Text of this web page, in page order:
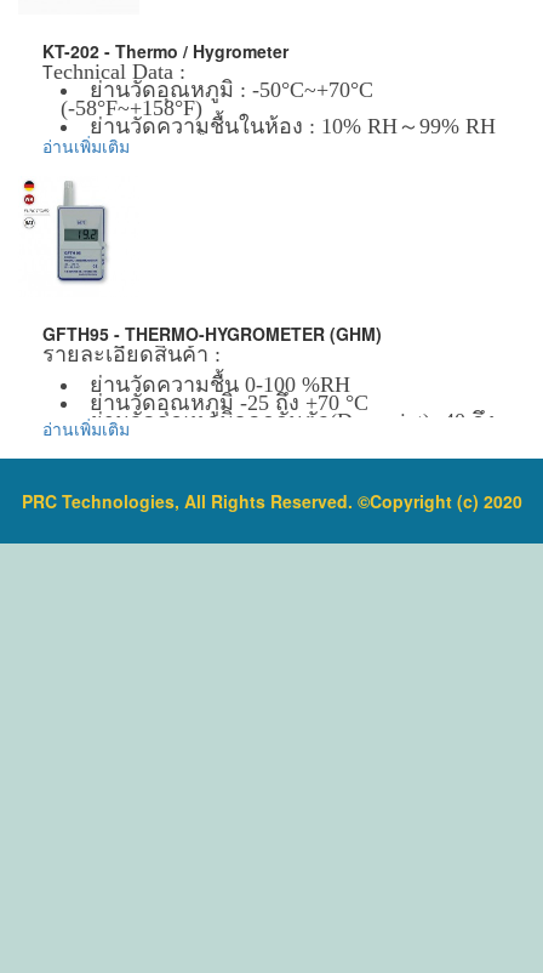
Data Logging:100 groups
Back light
แสดงสถานะแบตต่ำ
แหล่งจ่ายไฟ :4x1.5V AAA Batteries
ขนาดตัวเครื่อง :184mm×60mm×29mm
น้ำหนักตัวเครื่อง :190g(0.41lb)
ข้อมูลเพิ่มเติม :
ราคาสินค้ารวม VAT แล้ว
รับประกันสินค้า 1-2 ปี
KT-202 - Thermo / Hygrometer
Technical Data :
ย่านวัดอุณหภูมิ : -50°C~+70°C
(-58°F~+158°F)
ย่านวัดความชื้นในห้อง : 10% RH～99% RH
ขนาดตัวเครื่อง : 121×141×20mm
ข้อมูลเพิ่มเติม :
จัดส่งฟรี โดย Kerry Express หรือ EMS
รับประกันสินค้า 1-2 ปี
อ่านเพิ่มเติม
GFTH95 - THERMO-HYGROMETER (GHM)
รายละเอียดสินค้า :
ย่านวัดความชื้น 0-100 %RH
ย่านวัดอุณหภูมิ -25 ถึง +70 °C
ย่านวัดอุณหภูมิจุดกลั่นตัว(Dewpoint) -40 ถึง
+70 °Ctd
ราคาสินค้ารวม VAT แล้ว
จัดส่งฟรี โดย Kerry Express หรือ EMS
อ่านเพิ่มเติม
PRC Technologies, All Rights Reserved. ©Copyright (c) 2020